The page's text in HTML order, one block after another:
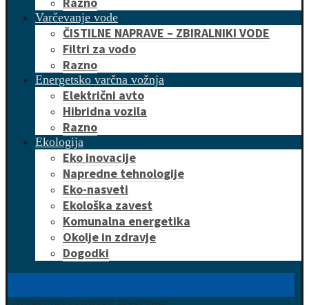
Varčevanje vode
ČISTILNE NAPRAVE – ZBIRALNIKI VODE
Filtri za vodo
Razno
Energetsko varčna vožnja
Električni avto
Hibridna vozila
Razno
Ekologija
Eko inovacije
Napredne tehnologije
Eko-nasveti
Ekološka zavest
Komunalna energetika
Okolje in zdravje
Dogodki